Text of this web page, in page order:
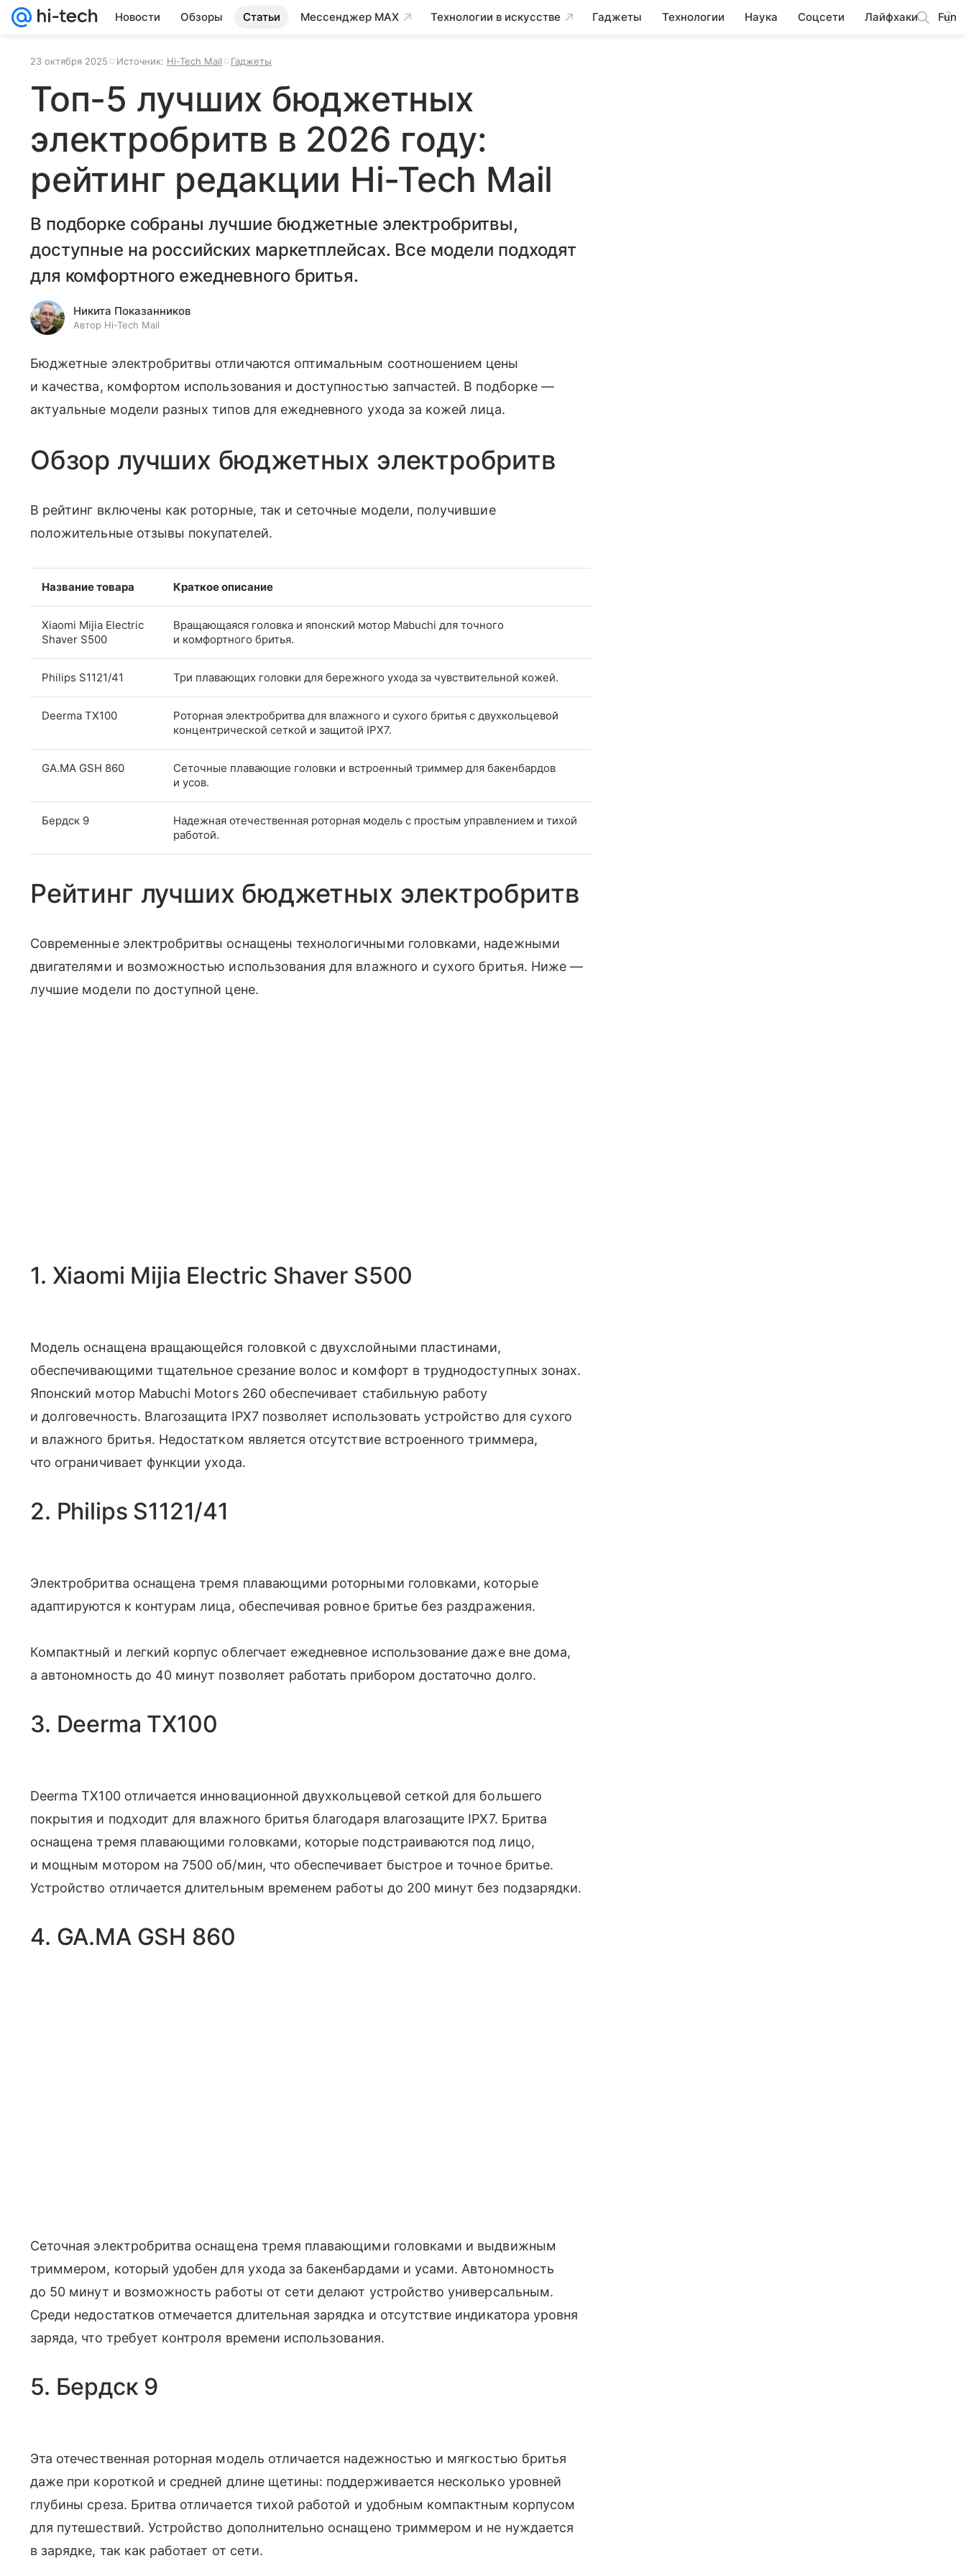
Новости Обзоры Статьи Мессенджер MAX Технологии в искусстве Гаджеты Технологии Наука Соцсети Лайфхаки Fun
23 октября 2025 Источник: Hi-Tech Mail Гаджеты
Топ-5 лучших бюджетных
электробритв в 2026 году:
рейтинг редакции Hi-Tech Mail
В подборке собраны лучшие бюджетные электробритвы,
доступные на российских маркетплейсах. Все модели подходят
для комфортного ежедневного бритья.
Никита Показанников
Автор Hi-Tech Mail
Бюджетные электробритвы отличаются оптимальным соотношением цены
и качества, комфортом использования и доступностью запчастей. В подборке —
актуальные модели разных типов для ежедневного ухода за кожей лица.
Обзор лучших бюджетных электробритв
В рейтинг включены как роторные, так и сеточные модели, получившие
положительные отзывы покупателей.
Название товара Краткое описание
Xiaomi Mijia Electric
Shaver S500
Вращающаяся головка и японский мотор Mabuchi для точного
и комфортного бритья.
Philips S1121/41 Три плавающих головки для бережного ухода за чувствительной кожей.
Deerma TX100
Роторная электробритва для влажного и сухого бритья с двухкольцевой
концентрической сеткой и защитой IPX7.
GA.MA GSH 860
Сеточные плавающие головки и встроенный триммер для бакенбардов
и усов.
Бердск 9
Надежная отечественная роторная модель с простым управлением и тихой
работой.
Рейтинг лучших бюджетных электробритв
Современные электробритвы оснащены технологичными головками, надежными
двигателями и возможностью использования для влажного и сухого бритья. Ниже —
лучшие модели по доступной цене.
1. Xiaomi Mijia Electric Shaver S500
Модель оснащена вращающейся головкой с двухслойными пластинами,
обеспечивающими тщательное срезание волос и комфорт в труднодоступных зонах.
Японский мотор Mabuchi Motors 260 обеспечивает стабильную работу
и долговечность. Влагозащита IPX7 позволяет использовать устройство для сухого
и влажного бритья. Недостатком является отсутствие встроенного триммера,
что ограничивает функции ухода.
2. Philips S1121/41
Электробритва оснащена тремя плавающими роторными головками, которые
адаптируются к контурам лица, обеспечивая ровное бритье без раздражения.
Компактный и легкий корпус облегчает ежедневное использование даже вне дома,
а автономность до 40 минут позволяет работать прибором достаточно долго.
3. Deerma TX100
Deerma TX100 отличается инновационной двухкольцевой сеткой для большего
покрытия и подходит для влажного бритья благодаря влагозащите IPX7. Бритва
оснащена тремя плавающими головками, которые подстраиваются под лицо,
и мощным мотором на 7500 об/мин, что обеспечивает быстрое и точное бритье.
Устройство отличается длительным временем работы до 200 минут без подзарядки.
4. GA.MA GSH 860
Сеточная электробритва оснащена тремя плавающими головками и выдвижным
триммером, который удобен для ухода за бакенбардами и усами. Автономность
до 50 минут и возможность работы от сети делают устройство универсальным.
Среди недостатков отмечается длительная зарядка и отсутствие индикатора уровня
заряда, что требует контроля времени использования.
5. Бердск 9
Эта отечественная роторная модель отличается надежностью и мягкостью бритья
даже при короткой и средней длине щетины: поддерживается несколько уровней
глубины среза. Бритва отличается тихой работой и удобным компактным корпусом
для путешествий. Устройство дополнительно оснащено триммером и не нуждается
в зарядке, так как работает от сети.